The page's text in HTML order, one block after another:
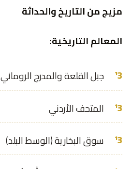
مزيج من التاريخ والحداثة
المعالم التاريخية:
جبل القلعة والمدرج الروماني
المتحف الأردني
سوق البخارية (الوسط البلد)